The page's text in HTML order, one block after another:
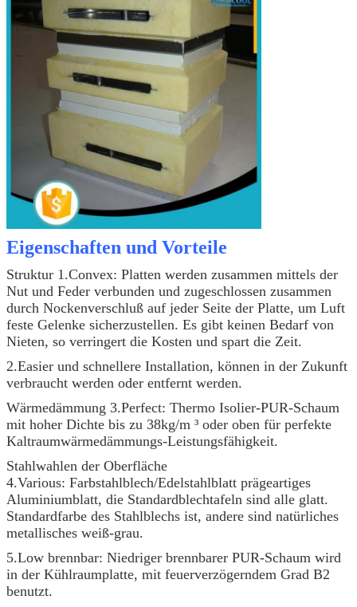
Eigenschaften und Vorteile
Struktur 1.Convex: Platten werden zusammen mittels der
Nut und Feder verbunden und zugeschlossen zusammen
durch Nockenverschluß auf jeder Seite der Platte, um Luft
feste Gelenke sicherzustellen. Es gibt keinen Bedarf von
Nieten, so verringert die Kosten und spart die Zeit.
2.Easier und schnellere Installation, können in der Zukunft
verbraucht werden oder entfernt werden.
Wärmedämmung 3.Perfect: Thermo Isolier-PUR-Schaum
mit hoher Dichte bis zu 38kg/m ³ oder oben für perfekte
Kaltraumwärmedämmungs-Leistungsfähigkeit.
Stahlwahlen der Oberfläche
4.Various: Farbstahlblech/Edelstahlblatt prägeartiges
Aluminiumblatt, die Standardblechtafeln sind alle glatt.
Standardfarbe des Stahlblechs ist, andere sind natürliches
metallisches weiß-grau.
5.Low brennbar: Niedriger brennbarer PUR-Schaum wird
in der Kühlraumplatte, mit feuerverzögerndem Grad B2
benutzt.